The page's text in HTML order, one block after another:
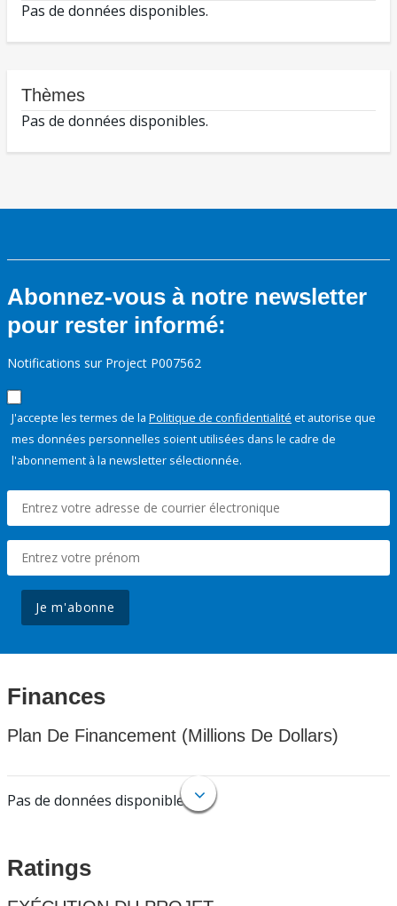
Pas de données disponibles.
Thèmes
Pas de données disponibles.
Abonnez-vous à notre newsletter
pour rester informé:
Notifications sur Project P007562
J'accepte les termes de la Politique de confidentialité et autorise que
mes données personnelles soient utilisées dans le cadre de
l'abonnement à la newsletter sélectionnée.
Je m'abonne
Finances
Plan De Financement (Millions De Dollars)
Pas de données disponibles.
Ratings